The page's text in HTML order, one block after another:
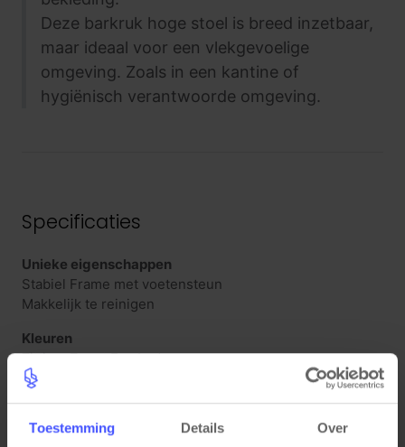
Toestemming Details Over
Deze barkruk hoge stoel is breed inzetbaar,
maar ideaal voor een vlekgevoelige
omgeving. Zoals in een kantine of
hygiënisch verantwoorde omgeving.
Specificaties
Unieke eigenschappen
Stabiel Frame met voetensteun
Makkelijk te reinigen
Kleuren
Zitting: Zwart Eco Leder
Stoelframe: Mat Zwart RAL9005
Frame: Metaal gecoat